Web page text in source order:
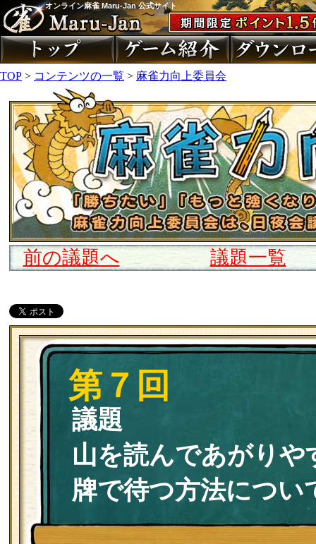
オンライン麻雀 Maru-Jan 公式サイト
TOP > コンテンツの一覧 > 麻雀力向上委員会
前の議題へ 議題一覧
第７回
議題
山を読んであがりや
牌で待つ方法につい